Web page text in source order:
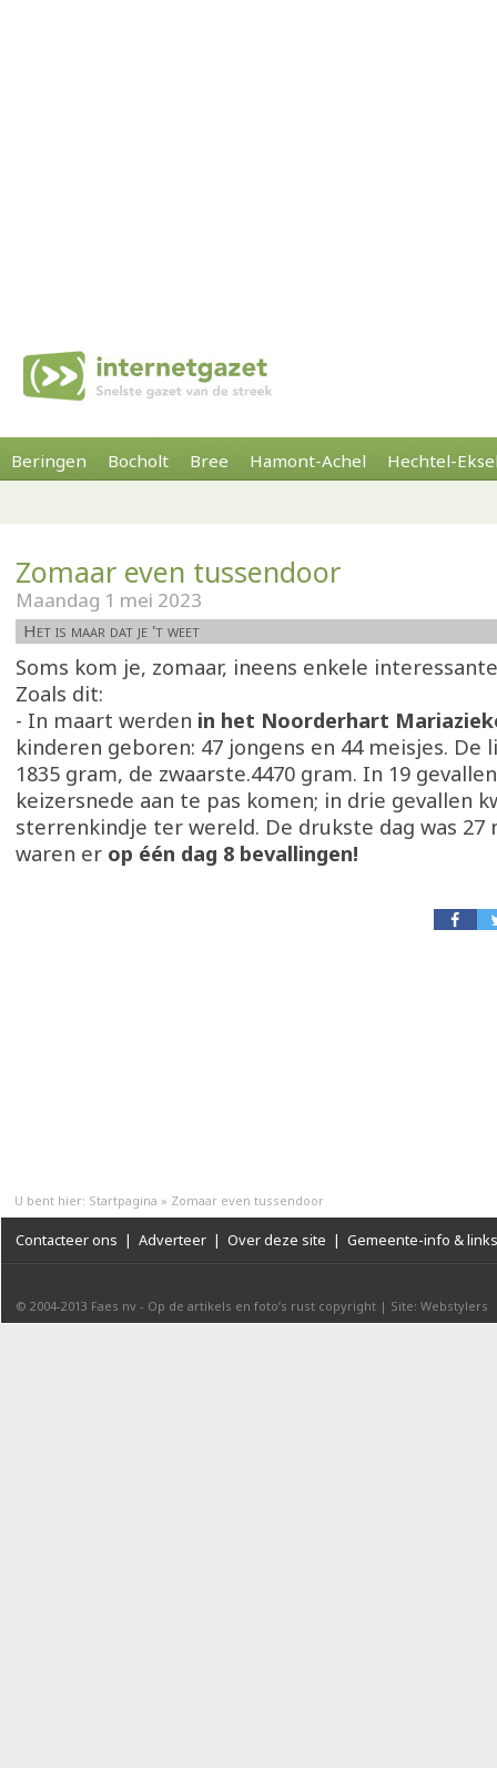
Beringen Bocholt Bree Hamont-Achel Hechtel-
Zomaar even tussendoor
Maandag 1 mei 2023
Het is maar dat je 't weet
Soms kom je, zomaar, ineens enkele
Zoals dit:
- In maart werden in het Noorderhart
kinderen geboren: 47 jongens en 44 meisjes. De
1835 gram, de zwaarste.4470 gram. In 19
keizersnede aan te pas komen; in drie gevallen
sterrenkindje ter wereld. De drukste dag was 27
waren er op één dag 8 bevallingen!
U bent hier: Startpagina » Zomaar even tussendoor
Contacteer ons | Adverteer | Over deze site | Gemeente-info & links
© 2004-2013 Faes nv - Op de artikels en foto’s rust copyright | Site: Webstylers